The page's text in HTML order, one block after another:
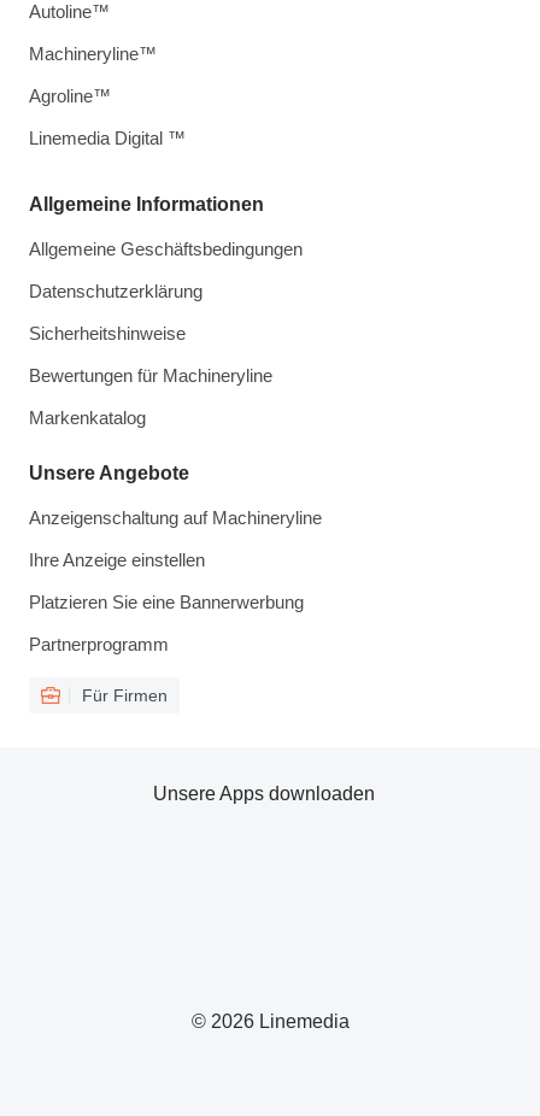
Allgemeine Informationen
Allgemeine Geschäftsbedingungen
Datenschutzerklärung
Sicherheitshinweise
Bewertungen für Machineryline
Markenkatalog
Unsere Angebote
Anzeigenschaltung auf Machineryline
Ihre Anzeige einstellen
Platzieren Sie eine Bannerwerbung
Partnerprogramm
Für Firmen
Autoline™
Machineryline™
Agroline™
Linemedia Digital ™
© 2026 Linemedia
Unsere Apps downloaden